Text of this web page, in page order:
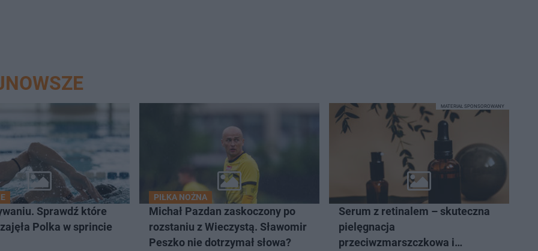
Sprawdź które
Polka w sprincie
PIŁKA NOŻNA
Michał Pazdan zaskoczony po
rozstaniu z Wieczystą. Sławomir
Peszko nie dotrzymał słowa?
Serum z retinalem – skuteczna
pielęgnacja
przeciwzmarszczkowa i
MATERIAŁ SPONSOROWANY